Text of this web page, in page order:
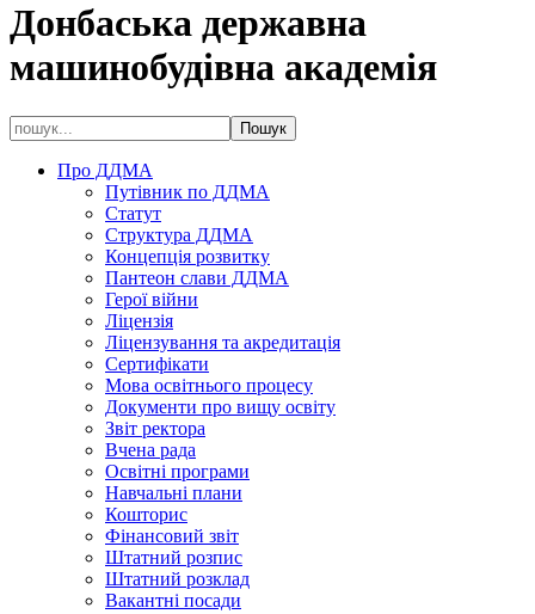
Донбаська державна
машинобудівна академія
Про ДДМА
Путівник по ДДМА
Статут
Структура ДДМА
Концепція розвитку
Пантеон слави ДДМА
Герої війни
Ліцензія
Ліцензування та акредитація
Сертифікати
Мова освітнього процесу
Документи про вищу освіту
Звіт ректора
Вчена рада
Освітні програми
Навчальні плани
Кошторис
Фінансовий звіт
Штатний розпис
Штатний розклад
Вакантні посади